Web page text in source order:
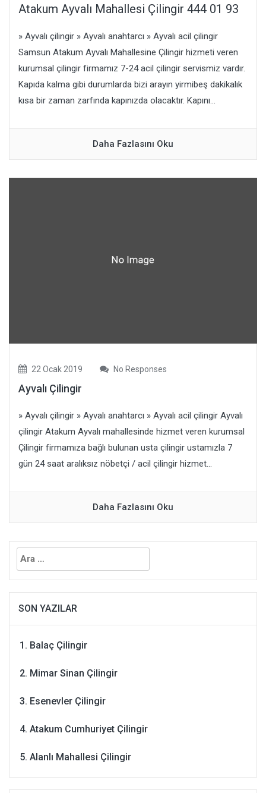
Atakum Ayvalı Mahallesi Çilingir 444 01 93
» Ayvalı çilingir » Ayvalı anahtarcı » Ayvalı acil çilingir
Samsun Atakum Ayvalı Mahallesine Çilingir hizmeti veren
kurumsal çilingir firmamız 7-24 acil çilingir servismiz vardır.
Kapıda kalma gibi durumlarda bizi arayın yirmibeş dakikalık
kısa bir zaman zarfında kapınızda olacaktır. Kapını...
Daha Fazlasını Oku
22 Ocak 2019 No Responses
Ayvalı Çilingir
» Ayvalı çilingir » Ayvalı anahtarcı » Ayvalı acil çilingir Ayvalı
çilingir Atakum Ayvalı mahallesinde hizmet veren kurumsal
Çilingir firmamıza bağlı bulunan usta çilingir ustamızla 7
gün 24 saat aralıksız nöbetçi / acil çilingir hizmet...
Daha Fazlasını Oku
Arama:
SON YAZILAR
Balaç Çilingir
Mimar Sinan Çilingir
Esenevler Çilingir
Atakum Cumhuriyet Çilingir
Alanlı Mahallesi Çilingir